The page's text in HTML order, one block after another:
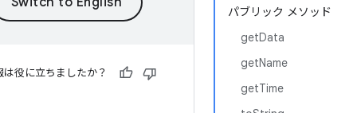
パブリック メソッド
getData
getName
getTime
は役に立ちましたか？